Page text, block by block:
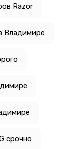
Razor
Владимире
срочно